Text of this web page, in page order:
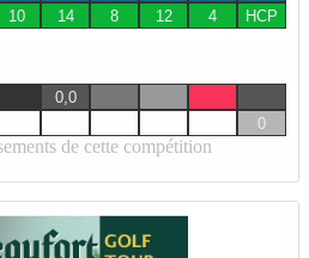
10 14 8 12 4 HCP
0,0
0
de cette compétition